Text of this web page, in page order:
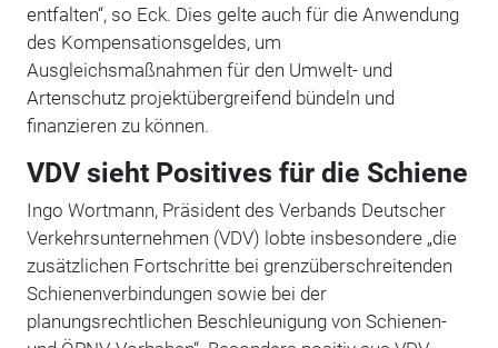
entfalten“, so Eck. Dies gelte auch für die Anwendung
des Kompensationsgeldes, um
Ausgleichsmaßnahmen für den Umwelt- und
Artenschutz projektübergreifend bündeln und
finanzieren zu können.
VDV sieht Positives für die Schiene
Ingo Wortmann, Präsident des Verbands Deutscher
Verkehrsunternehmen (VDV) lobte insbesondere „die
zusätzlichen Fortschritte bei grenzüberschreitenden
Schienenverbindungen sowie bei der
planungsrechtlichen Beschleunigung von Schienen-